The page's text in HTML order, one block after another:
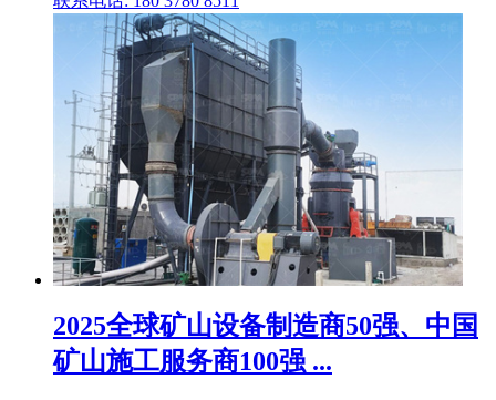
2025全球矿山设备制造商50强、中国
矿山施工服务商100强 ...